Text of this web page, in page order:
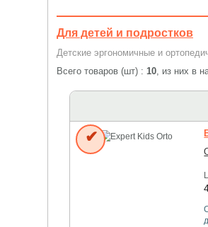
Для детей и подростков
Детские эргономичные и
Всего товаров (шт) : 10, из них в
✔